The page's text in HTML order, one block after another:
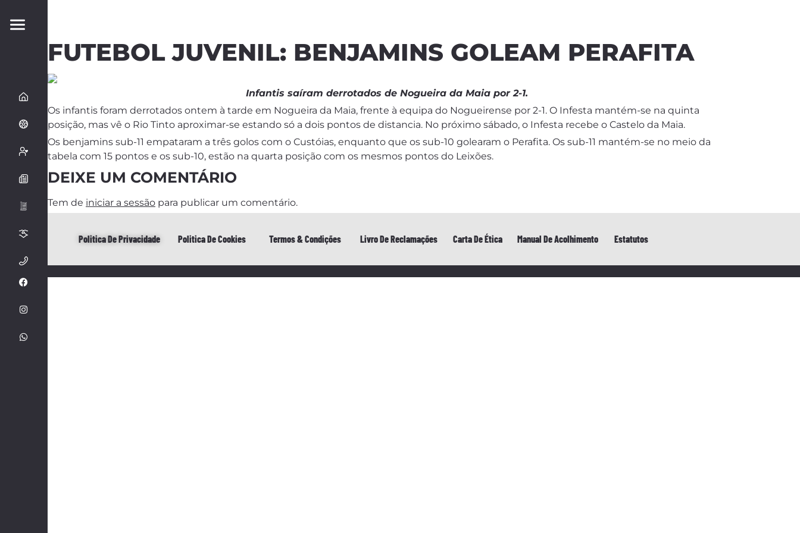
FUTEBOL JUVENIL: BENJAMINS GOLEAM PERAFITA
Infantis saíram derrotados de Nogueira da Maia por 2-1.
Os infantis foram derrotados ontem à tarde em Nogueira da Maia, frente à equipa do Nogueirense por 2-1. O Infesta mantém-se na quinta
posição, mas vê o Rio Tinto aproximar-se estando só a dois pontos de distancia. No próximo sábado, o Infesta recebe o Castelo da Maia.
Os benjamins sub-11 empataram a três golos com o Custóias, enquanto que os sub-10 golearam o Perafita. Os sub-11 mantém-se no meio da
tabela com 15 pontos e os sub-10, estão na quarta posição com os mesmos pontos do Leixões.
DEIXE UM COMENTÁRIO
Tem de iniciar a sessão para publicar um comentário.
Politica De Privacidade Politica De Cookies Termos & Condições Livro De Reclamações Carta De Ética Manual De Acolhimento Estatutos